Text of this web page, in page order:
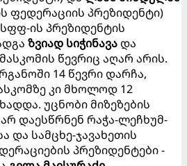
ფედერაციის პრეზიდენტი)
ის პრეზიდენტის
ზვიად სიჭინავადა
წევრიც აღარ არის.
14 წევრი დარჩა,
კი მხოლოდ 12
უცნობი მიზეზების
დაესწრნენ რაჭა-ლეჩხუმ-
და სამცხე-ჯავახეთის
პრეზიდენტები -